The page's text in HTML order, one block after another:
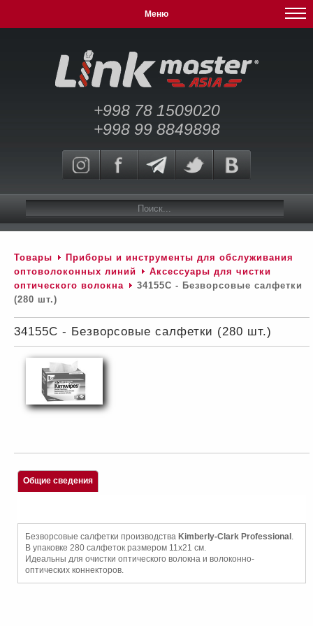
Меню
+998 78 1509020
+998 99 8849898
Товары
Приборы и инструменты для обслуживания
оптоволоконных линий
Аксессуары для чистки
оптического волокна
34155C - Безворсовые салфетки
(280 шт.)
34155C - Безворсовые салфетки (280 шт.)
Общие сведения
Безворсовые салфетки производства Kimberly-Clark Professional .
В упаковке 280 салфеток размером 11х21 см.
Идеальны для очистки оптического волокна и волоконно-
оптических коннекторов.